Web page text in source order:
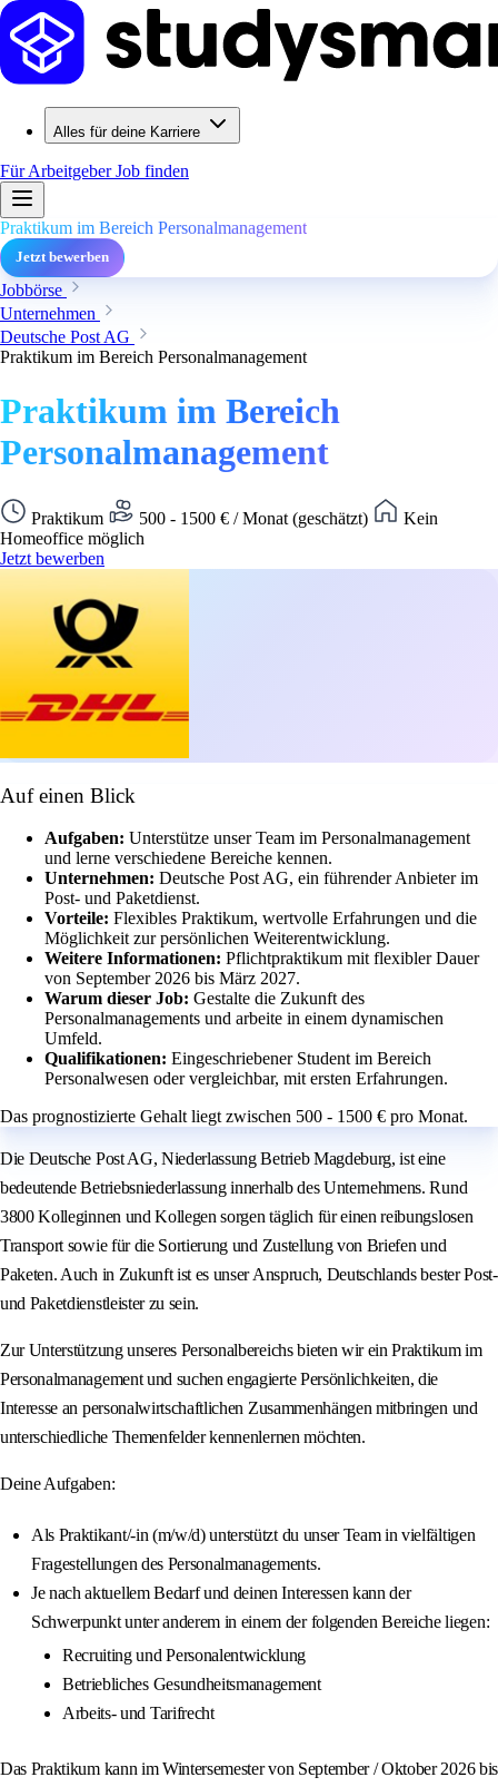
Alles für deine Karriere
Für ArbeitgeberJob finden
Praktikum im Bereich Personalmanagement
Jetzt bewerben
Jobbörse
Unternehmen
Deutsche Post AG
Praktikum im Bereich Personalmanagement
Praktikum im Bereich
Personalmanagement
Praktikum 500 - 1500 € / Monat (geschätzt)
Kein
Homeoffice möglich
Jetzt bewerben
Auf einen Blick
Aufgaben: Unterstütze unser Team im Personalmanagement
und lerne verschiedene Bereiche kennen.
Unternehmen: Deutsche Post AG, ein führender Anbieter im
Post- und Paketdienst.
Vorteile: Flexibles Praktikum, wertvolle Erfahrungen und die
Möglichkeit zur persönlichen Weiterentwicklung.
Weitere Informationen: Pflichtpraktikum mit flexibler Dauer
von September 2026 bis März 2027.
Warum dieser Job: Gestalte die Zukunft des
Personalmanagements und arbeite in einem dynamischen
Umfeld.
Qualifikationen: Eingeschriebener Student im Bereich
Personalwesen oder vergleichbar, mit ersten Erfahrungen.
Das prognostizierte Gehalt liegt zwischen 500 - 1500 € pro Monat.
Die Deutsche Post AG, Niederlassung Betrieb Magdeburg, ist eine
bedeutende Betriebsniederlassung innerhalb des Unternehmens. Rund
3800 Kolleginnen und Kollegen sorgen täglich für einen reibungslosen
Transport sowie für die Sortierung und Zustellung von Briefen und
Paketen. Auch in Zukunft ist es unser Anspruch, Deutschlands bester Post-
und Paketdienstleister zu sein.
Zur Unterstützung unseres Personalbereichs bieten wir ein Praktikum im
Personalmanagement und suchen engagierte Persönlichkeiten, die
Interesse an personalwirtschaftlichen Zusammenhängen mitbringen und
unterschiedliche Themenfelder kennenlernen möchten.
Deine Aufgaben:
Als Praktikant/-in (m/w/d) unterstützt du unser Team in vielfältigen
Fragestellungen des Personalmanagements.
Je nach aktuellem Bedarf und deinen Interessen kann der
Schwerpunkt unter anderem in einem der folgenden Bereiche liegen:
Recruiting und Personalentwicklung
Betriebliches Gesundheitsmanagement
Arbeits- und Tarifrecht
Das Praktikum kann im Wintersemester von September / Oktober 2026 bis